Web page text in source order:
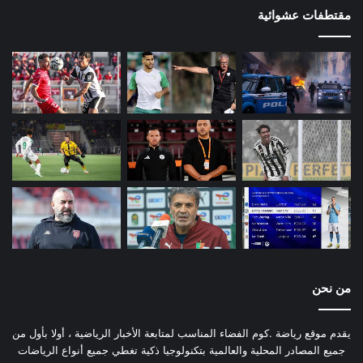
مقتطفات عشوائية
من نحن
يقدم موقع رياضة .كوم الفضاء المناسب لمتابعة الأخبار الرياضية ، أولا بأول من
جميع المصادر المحلية والعالمية بتكنولوجيا ذكية تغطي جميع أنواع الرياضات